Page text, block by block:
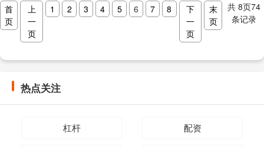
首
页
上
一
页
1 2 3 4 5 6 7 8
下
一
页
末
页
共8页74
条记录
热点关注
杠杆 配资